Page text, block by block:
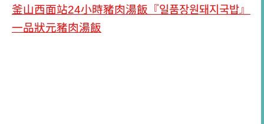
釜山西面站24小時豬肉湯飯『일품장원돼지국밥』
一品狀元豬肉湯飯